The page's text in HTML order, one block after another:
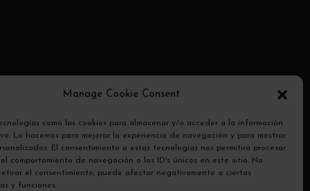
Manage Cookie Consent
como las cookies para almacenar y/o acceder a la información
Lo hacemos para mejorar la experiencia de navegación y para mostrar
El consentimiento a estas tecnologías nos permitirá procesar
comportamiento de navegación o los ID's únicos en este sitio. No
el consentimiento, puede afectar negativamente a ciertas
y funciones.